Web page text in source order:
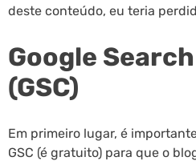
deste conteúdo, eu teria
Google
(GSC)
Em primeiro lugar, é
GSC (é gratuito) para que o